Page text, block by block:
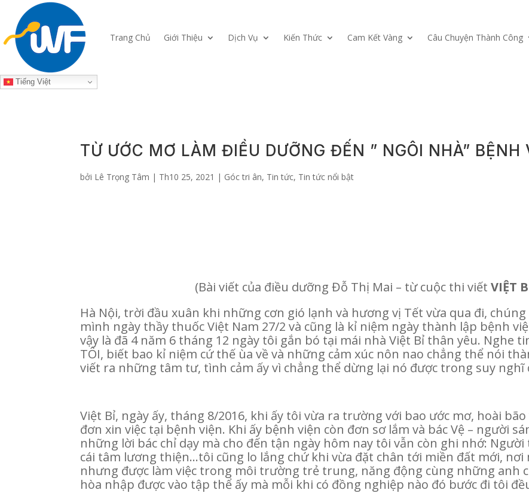
Trang Chủ Giới Thiệu Dịch Vụ Kiến Thức Cam Kết Vàng Câu Chuyện Thành Công
Tiếng Việt
TỪ ƯỚC MƠ LÀM ĐIỀU DƯỠNG ĐẾN ” NGÔI NHÀ” BỆNH
bởi Lê Trọng Tâm | Th10 25, 2021 | Góc tri ân, Tin tức, Tin tức nổi bật
(Bài viết của điều dưỡng Đỗ Thị Mai – từ cuộc thi viết VIỆT
Hà Nội, trời đầu xuân khi những cơn gió lạnh và hương vị Tết vừa qua đi,
mình ngày thầy thuốc Việt Nam 27/2 và cũng là kỉ niệm ngày thành lập bệnh
vậy là đã 4 năm 6 tháng 12 ngày tôi gắn bó tại mái nhà Việt Bỉ thân yêu. Nghe
TÔI, biết bao kỉ niệm cứ thế ùa về và những cảm xúc nôn nao chẳng thể nói
viết ra những tâm tư, tình cảm ấy vì chẳng thể dừng lại nó được trong suy nghĩ
Việt Bỉ, ngày ấy, tháng 8/2016, khi ấy tôi vừa ra trường với bao ước mơ, hoài
đơn xin việc tại bệnh viện. Khi ấy bệnh viện còn đơn sơ lắm và bác Vệ – người
những lời bác chỉ dạy mà cho đến tận ngày hôm nay tôi vẫn còn ghi nhớ:
cái tâm lương thiện…tôi cũng lo lắng chứ khi vừa đặt chân tới miền đất mới, nơi
nhưng được làm việc trong môi trường trẻ trung, năng động cùng những anh
hòa nhập được vào tập thể ấy mà mỗi khi có đồng nghiệp nào đó bước đi tôi